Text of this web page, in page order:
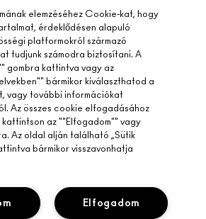
elemzéséhez Cookie-kat, hogy
érdeklődésen alapuló
platformokról származó
tudjunk számodra biztosítani. A
gombra kattintva vagy az
bármikor kiválaszthatod a
vagy további információkat
Az összes cookie elfogadásához
az ""Elfogadom"" vagy
Az oldal alján található „Sütik
bármikor visszavonhatja
Elfogadom